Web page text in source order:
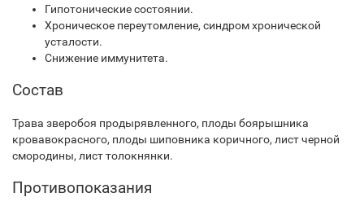
Гипотонические состоянии.
Хроническое переутомление, синдром хронической
усталости.
Снижение иммунитета.
Состав
Трава зверобоя продырявленного, плоды боярышника
кроваво­красного, плоды шиповника коричного, лист черной
смородины, лист толокнянки.
Противопоказания